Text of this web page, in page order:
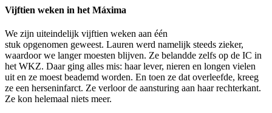
Vijftien weken in het Máxima
We zijn uiteindelijk vijftien weken aan één
stuk opgenomen geweest. Lauren werd namelijk steeds zieker,
waardoor we langer moesten blijven. Ze belandde zelfs op de IC in
het WKZ. Daar ging alles mis: haar lever, nieren en longen vielen
uit en ze moest beademd worden. En toen ze dat overleefde, kreeg
ze een herseninfarct. Ze verloor de aansturing aan haar rechterkant.
Ze kon helemaal niets meer.